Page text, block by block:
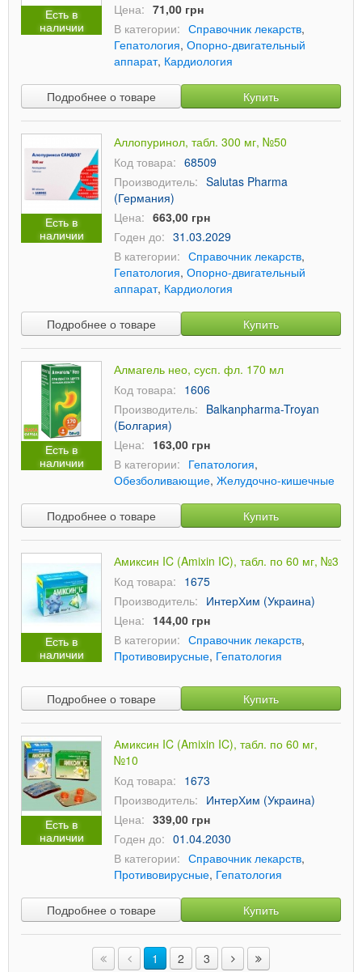
Есть в
наличии
Цена: 71,00 грн
В категории: Справочник лекарств,
Гепатология, Опорно-двигательный
аппарат, Кардиология
Подробнее о товаре Купить
Есть в
наличии
Аллопуринол, табл. 300 мг, №50
Код товара: 68509
Производитель: Salutas Pharma
(Германия)
Цена: 663,00 грн
Годен до: 31.03.2029
В категории: Справочник лекарств,
Гепатология, Опорно-двигательный
аппарат, Кардиология
Подробнее о товаре Купить
Есть в
наличии
Алмагель нео, сусп. фл. 170 мл
Код товара: 1606
Производитель: Balkanpharma-Troyan
(Болгария)
Цена: 163,00 грн
В категории: Гепатология,
Обезболивающие, Желудочно-кишечные
Подробнее о товаре Купить
Есть в
наличии
Амиксин IC (Amixin IC), табл. по 60 мг, №3
Код товара: 1675
Производитель: ИнтерХим (Украина)
Цена: 144,00 грн
В категории: Справочник лекарств,
Противовирусные, Гепатология
Подробнее о товаре Купить
Есть в
наличии
Амиксин IC (Amixin IC), табл. по 60 мг,
№10
Код товара: 1673
Производитель: ИнтерХим (Украина)
Цена: 339,00 грн
Годен до: 01.04.2030
В категории: Справочник лекарств,
Противовирусные, Гепатология
Подробнее о товаре Купить
1 2 3